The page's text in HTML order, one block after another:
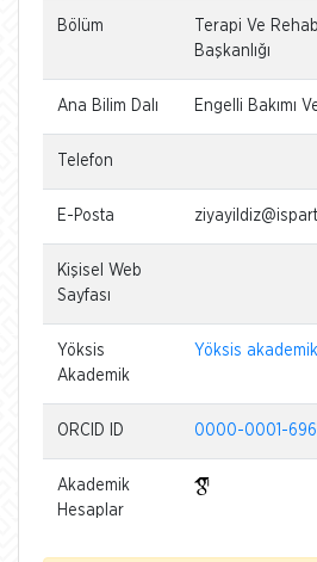
Bölüm
Terapi Ve
Başkanlığı
Ana Bilim Dalı Engelli Bakımı
Telefon
E-Posta
Kişisel Web
Sayfası
Yöksis
Akademik
Yöksis akademik
ORCID ID 0000-0001-
Akademik
Hesaplar